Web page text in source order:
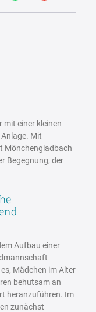
einer kleinen
Mit
Mönchengladbach
Begegnung, der
Aufbau einer
Mädchen im Alter
behutsam an
heranzuführen. Im
zunächst